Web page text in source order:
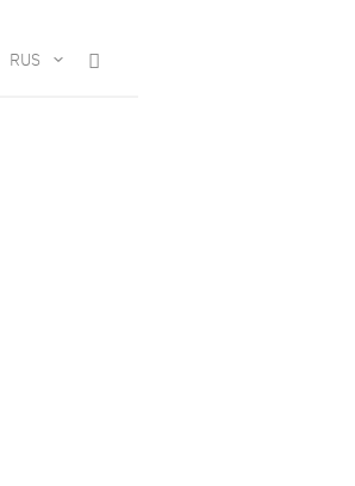
RUS